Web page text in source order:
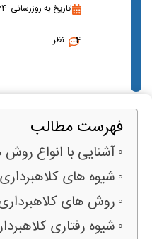
تاریخ به روزرسانی: 24 آبان 1402
4 نظر
فهرست مطالب
آشنایی با انواع
شیوه های
روش های
شیوه رفتاری